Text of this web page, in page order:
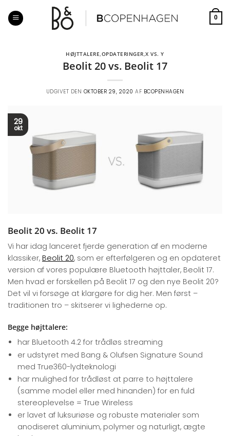
indhold
0
HØJTTALERE,OPDATERINGER,X VS. Y
Beolit 20 vs. Beolit 17
UDGIVET DEN OKTOBER 29, 2020 AF BCOPENHAGEN
29
okt
Beolit 20 vs. Beolit 17
Vi har idag lanceret fjerde generation af en moderne
klassiker, Beolit 20, som er efterfølgeren og en opdateret
version af vores populære Bluetooth højttaler, Beolit 17.
Men hvad er forskellen på Beolit 17 og den nye Beolit 20?
Det vil vi forsøge at klargøre for dig her. Men først –
traditionen tro – skitserer vi lighederne op.
Begge højttalere:
har Bluetooth 4.2 for trådløs streaming
er udstyret med Bang & Olufsen Signature Sound
med True360-lydteknologi
har mulighed for trådløst at parre to højttalere
(samme model eller med hinanden) for en fuld
stereoplevelse = True Wireless
er lavet af luksuriøse og robuste materialer som
anodiseret aluminium, polymer og naturligt, ægte